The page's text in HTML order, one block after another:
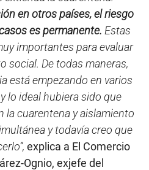
en otros países, el riesgo
es permanente. Estas
importantes para evaluar
social. De todas maneras,
está empezando en varios
lo ideal hubiera sido que
la cuarentena y aislamiento
y todavía creo que
explica a El Comercio
Ognio, exjefe del